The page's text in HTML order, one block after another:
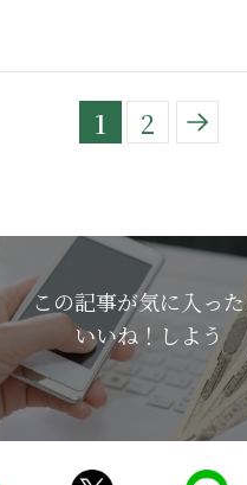
1 2
この記事が気に入っ
いいね！しよう